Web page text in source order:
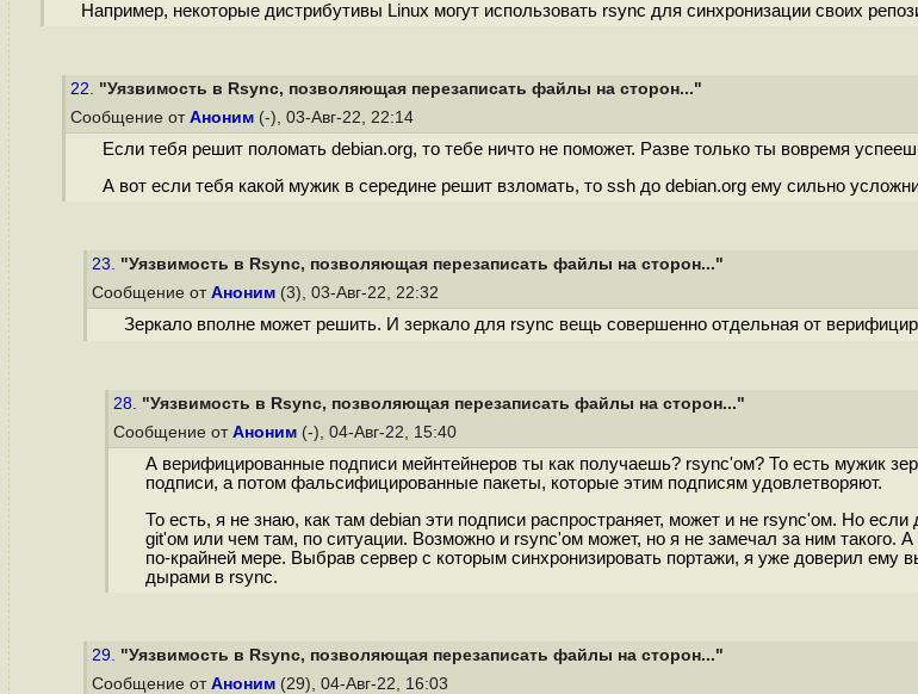
Например, некоторые дистрибутивы Linux могут использовать rsync для синхронизации своих
22. "Уязвимость в Rsync, позволяющая перезаписать файлы на сторон..."
Сообщение от Аноним (-), 03-Авг-22, 22:14
Если тебя решит поломать debian.org, то тебе ничто не поможет. Разве только ты вовремя
А вот если тебя какой мужик в середине решит взломать, то ssh до debian.org ему сильно
23. "Уязвимость в Rsync, позволяющая перезаписать файлы на сторон..."
Сообщение от Аноним (3), 03-Авг-22, 22:32
Зеркало вполне может решить. И зеркало для rsync вещь совершенно отдельная от
28. "Уязвимость в Rsync, позволяющая перезаписать файлы на сторон..."
Сообщение от Аноним (-), 04-Авг-22, 15:40
А верифицированные подписи мейнтейнеров ты как получаешь? rsync'ом? То есть мужик
подписи, а потом фальсифицированные пакеты, которые этим подписям удовлетворяют.
То есть, я не знаю, как там debian эти подписи распространяет, может и не rsync'ом. Но
git'ом или чем там, по ситуации. Возможно и rsync'ом может, но я не замечал за ним
по-крайней мере. Выбрав сервер с которым синхронизировать портажи, я уже доверил
дырами в rsync.
29. "Уязвимость в Rsync, позволяющая перезаписать файлы на сторон..."
Сообщение от Аноним (29), 04-Авг-22, 16:03